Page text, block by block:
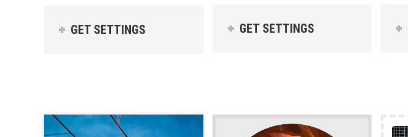
GET SETTINGS GET SETTINGS